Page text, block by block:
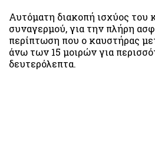
Αυτόματη διακοπή ισχύος του
συναγερμού, για την πλήρη
περίπτωση που ο καυστήρας
άνω των 15 μοιρών για
δευτερόλεπτα.